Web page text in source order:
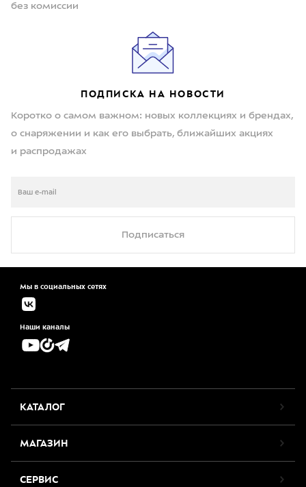
без комиссии
ПОДПИСКА НА НОВОСТИ
Коротко о самом важном: новых коллекциях и брендах,
о снаряжении и как его выбрать, ближайших акциях
и распродажах
Подписаться
Мы в социальных сетях
Наши каналы
КАТАЛОГ
МАГАЗИН
СЕРВИС